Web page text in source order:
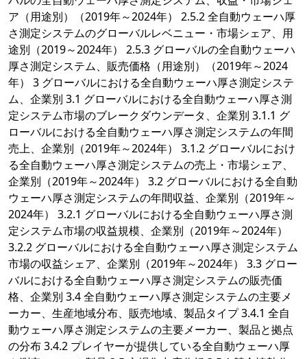
ア（用途別）（2019年～2024年） 2.5.2 全自動ウェーハ厚
さ測定システムのグローバルレベニュー・市場シェア、用
途別（2019～2024年） 2.5.3 グローバルの全自動ウェーハ
厚さ測定システム、販売価格（用途別）（2019年～2024
年） 3 グローバルにおける全自動ウェーハ厚さ測定システ
ム、企業別 3.1 グローバルにおける全自動ウェーハ厚さ測
定システム市場のブレークダウンデータ、企業別 3.1.1 グ
ローバルにおける全自動ウェーハ厚さ測定システムの年間
売上、企業別（2019年～2024年） 3.1.2 グローバルにおけ
る全自動ウェーハ厚さ測定システムの売上・市場シェア、
企業別（2019年～2024年） 3.2 グローバルにおける全自動
ウェーハ厚さ測定システムの年間収益、企業別（2019年～
2024年） 3.2.1 グローバルにおける全自動ウェーハ厚さ測
定システム市場の収益規模、企業別（2019年～2024年）
3.2.2 グローバルにおける全自動ウェーハ厚さ測定システム
市場の収益シェア、企業別（2019年～2024年） 3.3 グロー
バルにおける全自動ウェーハ厚さ測定システムの販売価
格、企業別 3.4 全自動ウェーハ厚さ測定システムの主要メ
ーカー、生産地域分布、販売地域、製品タイプ 3.4.1 全自
動ウェーハ厚さ測定システムの主要メーカー、製品と拠点
の分布 3.4.2 プレイヤーが提供している全自動ウェーハ厚